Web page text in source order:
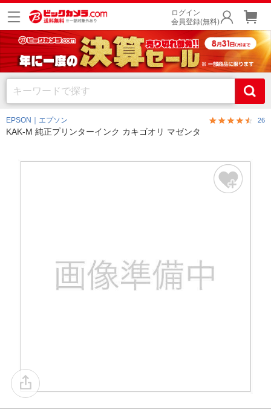
ログイン
会員登録(無料)
EPSON｜エプソン 26
KAK-M 純正プリンターインク カキゴオリ マゼンタ